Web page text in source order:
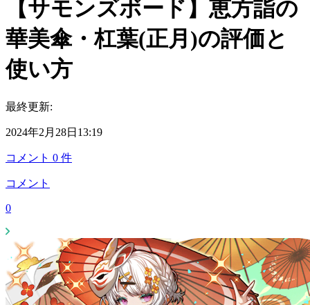
【サモンズボード】恵方詣の
華美傘・杠葉(正月)の評価と
使い方
最終更新:
2024年2月28日13:19
コメント 0 件
コメント
0